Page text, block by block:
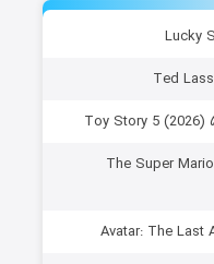
دانلود انیمیشن سوپر ماریو گلکسی The Super Mario